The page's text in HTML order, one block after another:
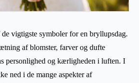
vigtigste symboler for en bryllupsdag.
af blomster, farver og dufte
personlighed og kærligheden i luften. I
ned i de mange aspekter af